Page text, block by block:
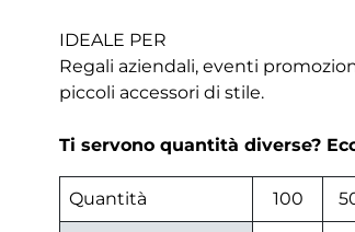
IDEALE PER
Regali aziendali, eventi
piccoli accessori di stile.
Ti servono quantità diverse?
Quantità 100